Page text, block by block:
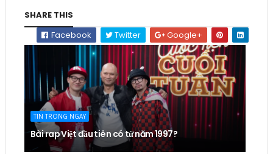
SHARE THIS
Facebook
Twitter Google+
TIN TRONG NGAY
Bài rap Việt đầu tiên có từ năm 1997?